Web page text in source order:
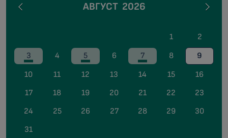
АВГУСТ 2026
1
2
3
4 5 6 7 8
9
10
11 12 13 14 15
16
17
18 19 20 21 22
23
24
25 26 27 28 29
30
31